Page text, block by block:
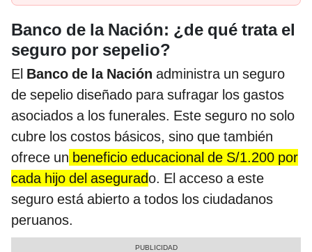
Banco de la Nación: ¿de qué trata el
seguro por sepelio?
El Banco de la Nación administra un seguro
de sepelio diseñado para sufragar los gastos
asociados a los funerales. Este seguro no solo
cubre los costos básicos, sino que también
ofrece un beneficio educacional de S/1.200 por
cada hijo del asegurado. El acceso a este
seguro está abierto a todos los ciudadanos
peruanos.